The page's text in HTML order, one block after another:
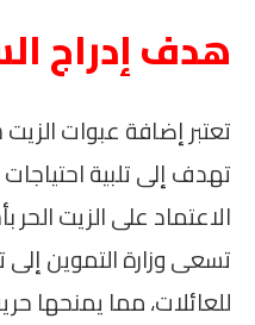
هدف إدراج
تهدف إلى تلبية احتياجات
الاعتماد على الزيت
تسعى وزارة التموين إلى
للعائلات، مما يمنحها